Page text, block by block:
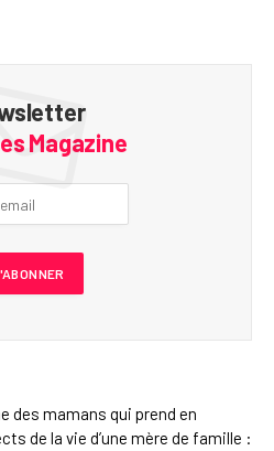
Magazine
des mamans qui prend en
de la vie d’une mère de famille :